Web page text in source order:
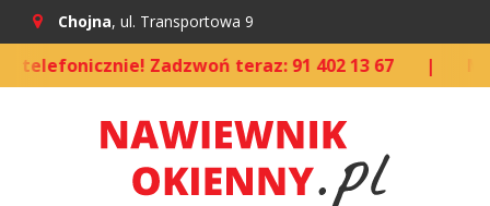
Chojna, ul. Transportowa 9
Zadzwoń teraz: 91 402 13 67